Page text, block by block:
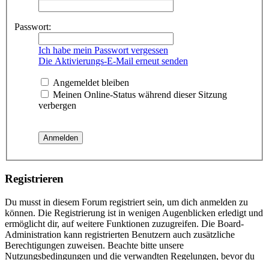
Passwort:
Ich habe mein Passwort vergessen
Die Aktivierungs-E-Mail erneut senden
Angemeldet bleiben
Meinen Online-Status während dieser Sitzung
verbergen
Registrieren
Du musst in diesem Forum registriert sein, um dich anmelden zu
können. Die Registrierung ist in wenigen Augenblicken erledigt und
ermöglicht dir, auf weitere Funktionen zuzugreifen. Die Board-
Administration kann registrierten Benutzern auch zusätzliche
Berechtigungen zuweisen. Beachte bitte unsere
Nutzungsbedingungen und die verwandten Regelungen, bevor du